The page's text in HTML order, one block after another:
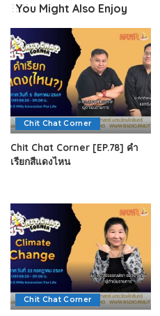
You Might Also Enjoy
Chit Chat Corner
Chit Chat Corner [EP.78] คำ
เรียกสีแดงไหน
Chit Chat Corner